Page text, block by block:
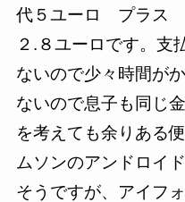
代５ユーロ プラス
２.８ユーロです。支
ないので少々時間が
ないので息子も同じ
を考えても余りある
ムソンのアンドロイ
そうですが、アイフ